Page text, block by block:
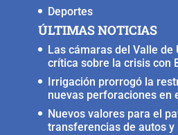
Deportes
ÚLTIMAS NOTICIAS
Las cámaras del Valle de
crítica sobre la crisis con
Irrigación prorrogó la
nuevas perforaciones en
Nuevos valores para el
transferencias de autos y